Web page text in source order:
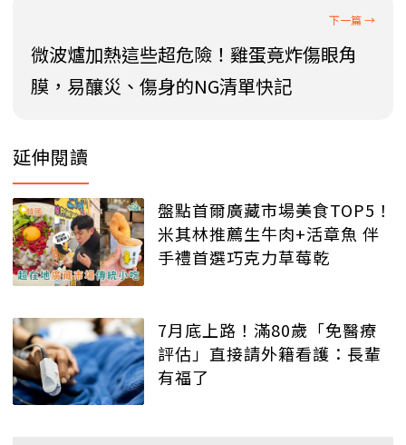
微波爐加熱這些超危險！雞蛋竟炸傷眼角
膜，易釀災、傷身的NG清單快記
延伸閱讀
盤點首爾廣藏市場美食TOP5！
米其林推薦生牛肉+活章魚 伴
手禮首選巧克力草莓乾
7月底上路！滿80歲「免醫療
評估」直接請外籍看護：長輩
有福了